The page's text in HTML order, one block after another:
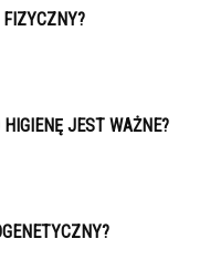
JEST WAŻNE?